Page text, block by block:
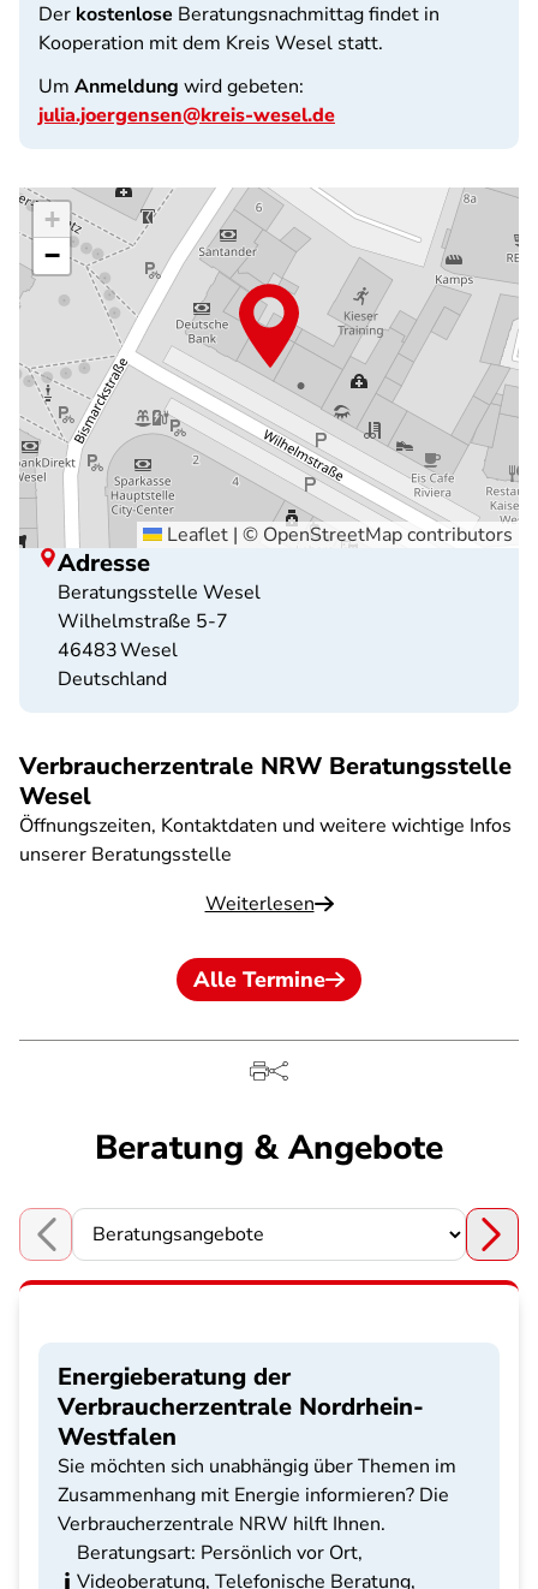
Der kostenlose Beratungsnachmittag findet in
Kooperation mit dem Kreis Wesel statt.
Um Anmeldung wird gebeten:
julia.joergensen@kreis-wesel.de
+
−
Leaflet | © OpenStreetMapcontributors
Adresse
Beratungsstelle Wesel
Wilhelmstraße 5-7
46483Wesel
Deutschland
Verbraucherzentrale NRW Beratungsstelle
Wesel
Öffnungszeiten, Kontaktdaten und weitere wichtige Infos
unserer Beratungsstelle
Weiterlesen
Alle Termine
Beratung & Angebote
Choose a section
Energieberatung der
Verbraucherzentrale Nordrhein-
Westfalen
Sie möchten sich unabhängig über Themen im
Zusammenhang mit Energie informieren? Die
Verbraucherzentrale NRW hilft Ihnen.
Beratungsart: Persönlich vor Ort,
Videoberatung, Telefonische Beratung,